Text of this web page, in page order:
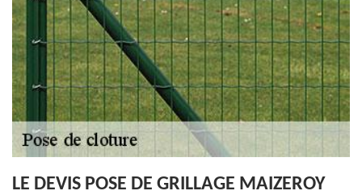
LE DEVIS POSE DE GRILLAGE MAIZEROY